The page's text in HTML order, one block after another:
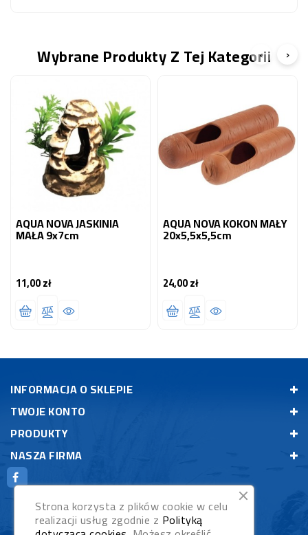
Wybrane Produkty Z Tej Kategorii
AQUA NOVA JASKINIA
MAŁA 9x7cm
11,00 złCena
AQUA NOVA KOKON MAŁY
20x5,5x5,5cm
24,00 złCena
‹ ›
INFORMACJA O SKLEPIE
TWOJE KONTO
PRODUKTY
NASZA FIRMA
Strona korzysta z plików cookie w celu
realizacji usług zgodnie z Polityką